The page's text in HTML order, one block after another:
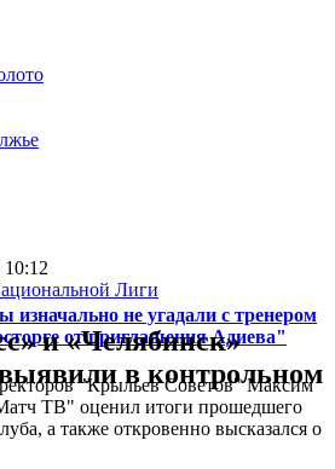
не угадали с тренером
от приглашения Адиева"
"Крыльев Советов" Максим
ТВ" оценил итоги прошедшего
а также откровенно высказался о
Лиги
и «Челябинск»
в контрольном